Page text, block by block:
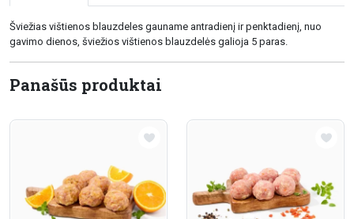
Šviežias vištienos blauzdeles gauname antradienį ir penktadienį, nuo
gavimo dienos, šviežios vištienos blauzdelės galioja 5 paras.
Panašūs produktai